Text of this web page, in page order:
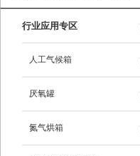
行业应用专区
人工气候箱
厌氧罐
氮气烘箱